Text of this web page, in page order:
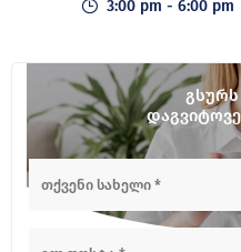
3:00 pm - 6:00 pm
გსურს